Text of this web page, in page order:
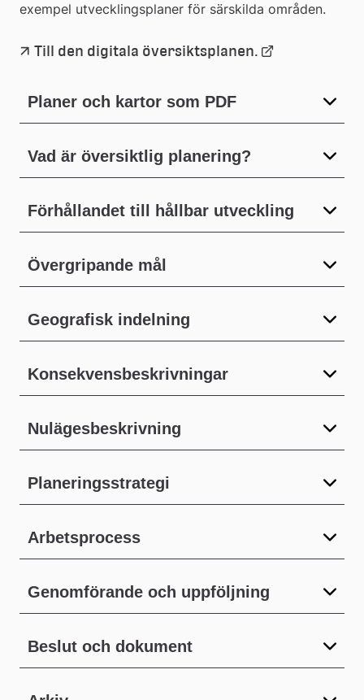
exempel utvecklingsplaner för särskilda områden.
Till den digitala översiktsplanen. Länk
extern
Planer och kartor som PDF
Vad är översiktlig planering?
Förhållandet till hållbar utveckling
Övergripande mål
Geografisk indelning
Konsekvensbeskrivningar
Nulägesbeskrivning
Planeringsstrategi
Arbetsprocess
Genomförande och uppföljning
Beslut och dokument